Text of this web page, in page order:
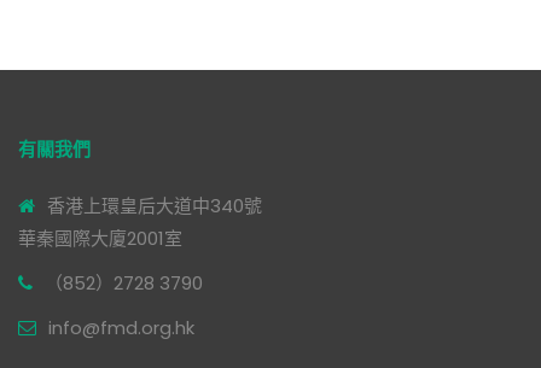
有關我們
香港上環皇后大道中340號
華秦國際大廈2001室
（852）2728 3790
info@fmd.org.hk